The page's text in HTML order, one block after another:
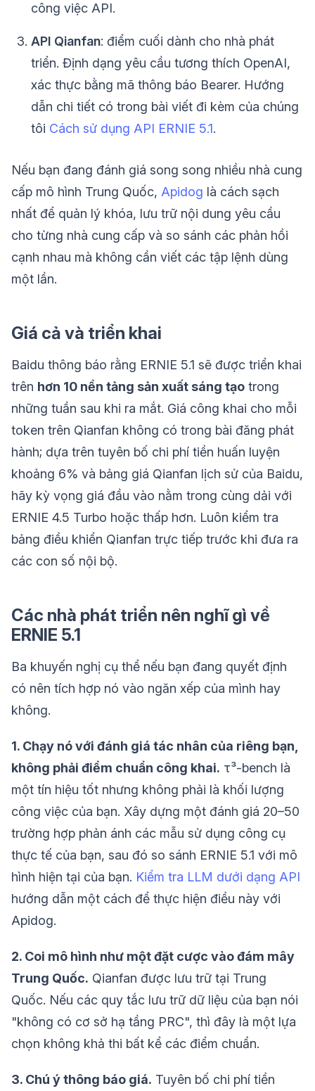
công việc API.
API Qianfan: điểm cuối dành cho nhà phát
triển. Định dạng yêu cầu tương thích OpenAI,
xác thực bằng mã thông báo Bearer. Hướng
dẫn chi tiết có trong bài viết đi kèm của chúng
tôi Cách sử dụng API ERNIE 5.1.
Nếu bạn đang đánh giá song song nhiều nhà cung
cấp mô hình Trung Quốc, Apidog là cách sạch
nhất để quản lý khóa, lưu trữ nội dung yêu cầu
cho từng nhà cung cấp và so sánh các phản hồi
cạnh nhau mà không cần viết các tập lệnh dùng
một lần.
Giá cả và triển khai
Baidu thông báo rằng ERNIE 5.1 sẽ được triển khai
trên hơn 10 nền tảng sản xuất sáng tạo trong
những tuần sau khi ra mắt. Giá công khai cho mỗi
token trên Qianfan không có trong bài đăng phát
hành; dựa trên tuyên bố chi phí tiền huấn luyện
khoảng 6% và bảng giá Qianfan lịch sử của Baidu,
hãy kỳ vọng giá đầu vào nằm trong cùng dải với
ERNIE 4.5 Turbo hoặc thấp hơn. Luôn kiểm tra
bảng điều khiển Qianfan trực tiếp trước khi đưa ra
các con số nội bộ.
Các nhà phát triển nên nghĩ gì về
ERNIE 5.1
Ba khuyến nghị cụ thể nếu bạn đang quyết định
có nên tích hợp nó vào ngăn xếp của mình hay
không.
1. Chạy nó với đánh giá tác nhân của riêng bạn,
không phải điểm chuẩn công khai. τ³-bench là
một tín hiệu tốt nhưng không phải là khối lượng
công việc của bạn. Xây dựng một đánh giá 20–50
trường hợp phản ánh các mẫu sử dụng công cụ
thực tế của bạn, sau đó so sánh ERNIE 5.1 với mô
hình hiện tại của bạn. Kiểm tra LLM dưới dạng API
hướng dẫn một cách để thực hiện điều này với
Apidog.
2. Coi mô hình như một đặt cược vào đám mây
Trung Quốc. Qianfan được lưu trữ tại Trung
Quốc. Nếu các quy tắc lưu trữ dữ liệu của bạn nói
"không có cơ sở hạ tầng PRC", thì đây là một lựa
chọn không khả thi bất kể các điểm chuẩn.
3. Chú ý thông báo giá. Tuyên bố chi phí tiền